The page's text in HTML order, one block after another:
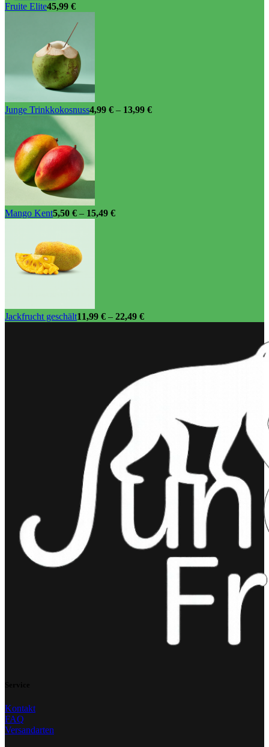
Fruite Elite45,99 €
Junge Trinkkokosnuss4,99 € – 13,99 €
Mango Kent5,50 € – 15,49 €
Jackfrucht geschält11,99 € – 22,49 €
Kontakt
FAQ
Versandarten